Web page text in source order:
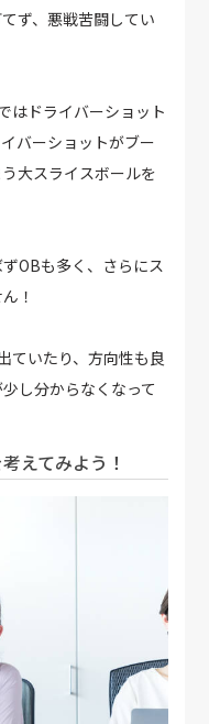
ず、悪戦苦闘してい
はドライバーショット
バーショットがブー
大スライスボールを
OBも多く、さらにス
！
ていたり、方向性も良
し分からなくなって
えてみよう！